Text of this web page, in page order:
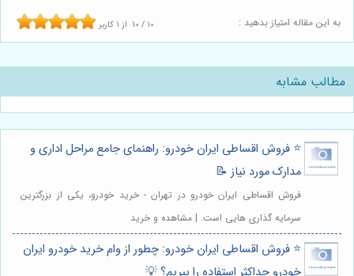
به این مقاله امتیاز بدهید : 10 / 10 از 1 کاربر
مطالب مشابه
⭐️ فروش اقساطی ایران خودرو: راهنمای جامع مراحل اداری و
مدارک مورد نیاز 📝
فروش اقساطی ایران خودرو در تهران - خرید خودرو، یکی از بزرگترین
سرمایه گذاری هایی است. | مشاهده و خرید
⭐️ فروش اقساطی ایران خودرو: چطور از وام خرید خودرو ایران